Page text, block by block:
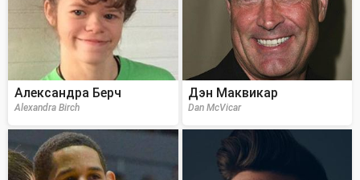
Александра Берч
Alexandra Birch
Дэн Маквикар
Dan McVicar